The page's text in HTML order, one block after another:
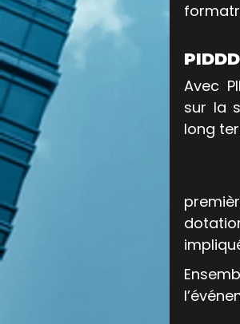
Avec
sur la
long